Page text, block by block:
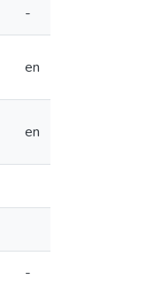
-
en
en
-